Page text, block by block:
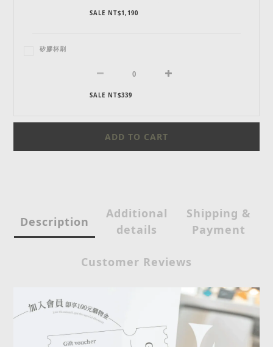
SALE NT$1,190
矽膠杯刷
SALE NT$339
ADD TO CART
Description
Additional
details
Shipping &
Payment
Customer Reviews